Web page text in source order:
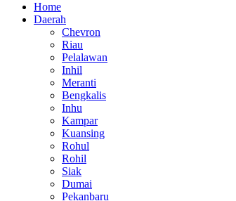
Home
Daerah
Chevron
Riau
Pelalawan
Inhil
Meranti
Bengkalis
Inhu
Kampar
Kuansing
Rohul
Rohil
Siak
Dumai
Pekanbaru